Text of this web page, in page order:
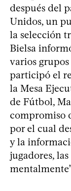
después del
Unidos, un
la selección
Bielsa
varios
participó el
la Mesa
de Fútbol,
compromiso
por el cual
y la
jugadores,